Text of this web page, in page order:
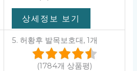
상세정보 보기
5. 허황후 발목보호대, 1개
(1784개 상품평)